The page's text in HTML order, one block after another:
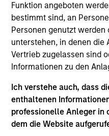
Funktion angeboten
bestimmt sind, an
Personen genutzt werden
unterstehen, in denen die
Vertrieb zugelassen sind
Informationen zu den
Ich verstehe auch, dass
enthaltenen
professionelle Anleger in
dem die Website
1